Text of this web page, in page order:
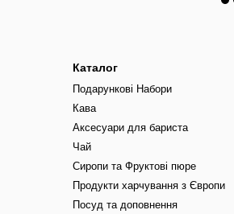
Каталог
Подарункові Набори
Кава
Аксесуари для бариста
Чай
Сиропи та Фруктові пюре
Продукти харчування з Європи
Посуд та доповнення